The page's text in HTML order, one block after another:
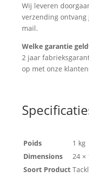
Wij leveren
verzending ontvang
mail.
Welke garantie
2 jaar
op met onze
Poids
1 kg
Dimensions
24 ×
Soort Product